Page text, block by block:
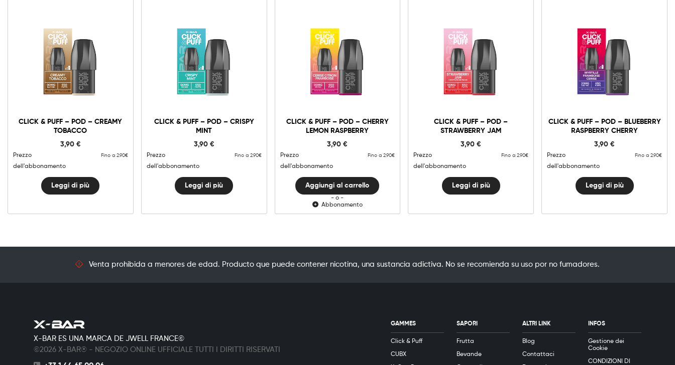
CLICK & PUFF – POD – CREAMY
TOBACCO
3,90 €
Prezzo
dell'abbonamento
Fino a 2.90€
Leggi di più
CLICK & PUFF – POD – CRISPY
MINT
3,90 €
Prezzo
dell'abbonamento
Fino a 2.90€
Leggi di più
CLICK & PUFF – POD – CHERRY
LEMON RASPBERRY
3,90€
Prezzo
dell'abbonamento
Fino a 2.90€
0mg 10mg 20mg
-
Lemon
Aggiungi al carrello
Aggiungi al carrello
- o -
Abbonamento
CLICK & PUFF – POD –
STRAWBERRY JAM
3,90€
Prezzo
dell'abbonamento
Fino a 2.90€
Leggi di più
CLICK & PUFF – POD – BLUEBERRY
RASPBERRY CHERRY
3,90€
Prezzo
dell'abbonamento
Fino a 2.90€
Leggi di più
Venta prohibida a menores de edad. Producto que puede contener nicotina, una sustancia adictiva. No se recomienda su uso por no fumadores.
X-BAR ES UNA MARCA DE JWELL FRANCE©
©2026 X-BAR® - NEGOZIO ONLINE UFFICIALE TUTTI I DIRITTI RISERVATI
GAMMES
Click & Puff
CUBX
SAPORI
Frutta
Bevande
ALTRI LINK
Blog
Contattaci
INFOS
Gestione dei
Cookie
CONDIZIONI DI